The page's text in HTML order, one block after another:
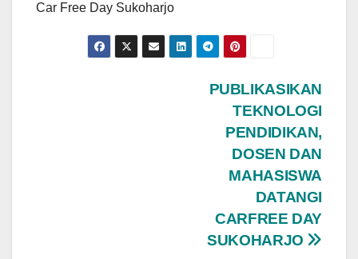
Car Free Day Sukoharjo
PUBLIKASIKAN
TEKNOLOGI
PENDIDIKAN,
DOSEN DAN
MAHASISWA
DATANGI
CARFREE DAY
SUKOHARJO